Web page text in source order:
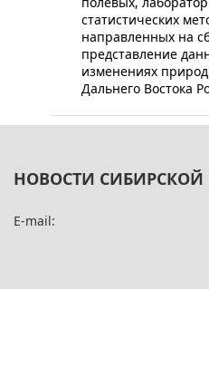
статистических
направленных на
представление
изменениях
Дальнего Востока
НОВОСТИ СИБИРСКОЙ
E-mail: